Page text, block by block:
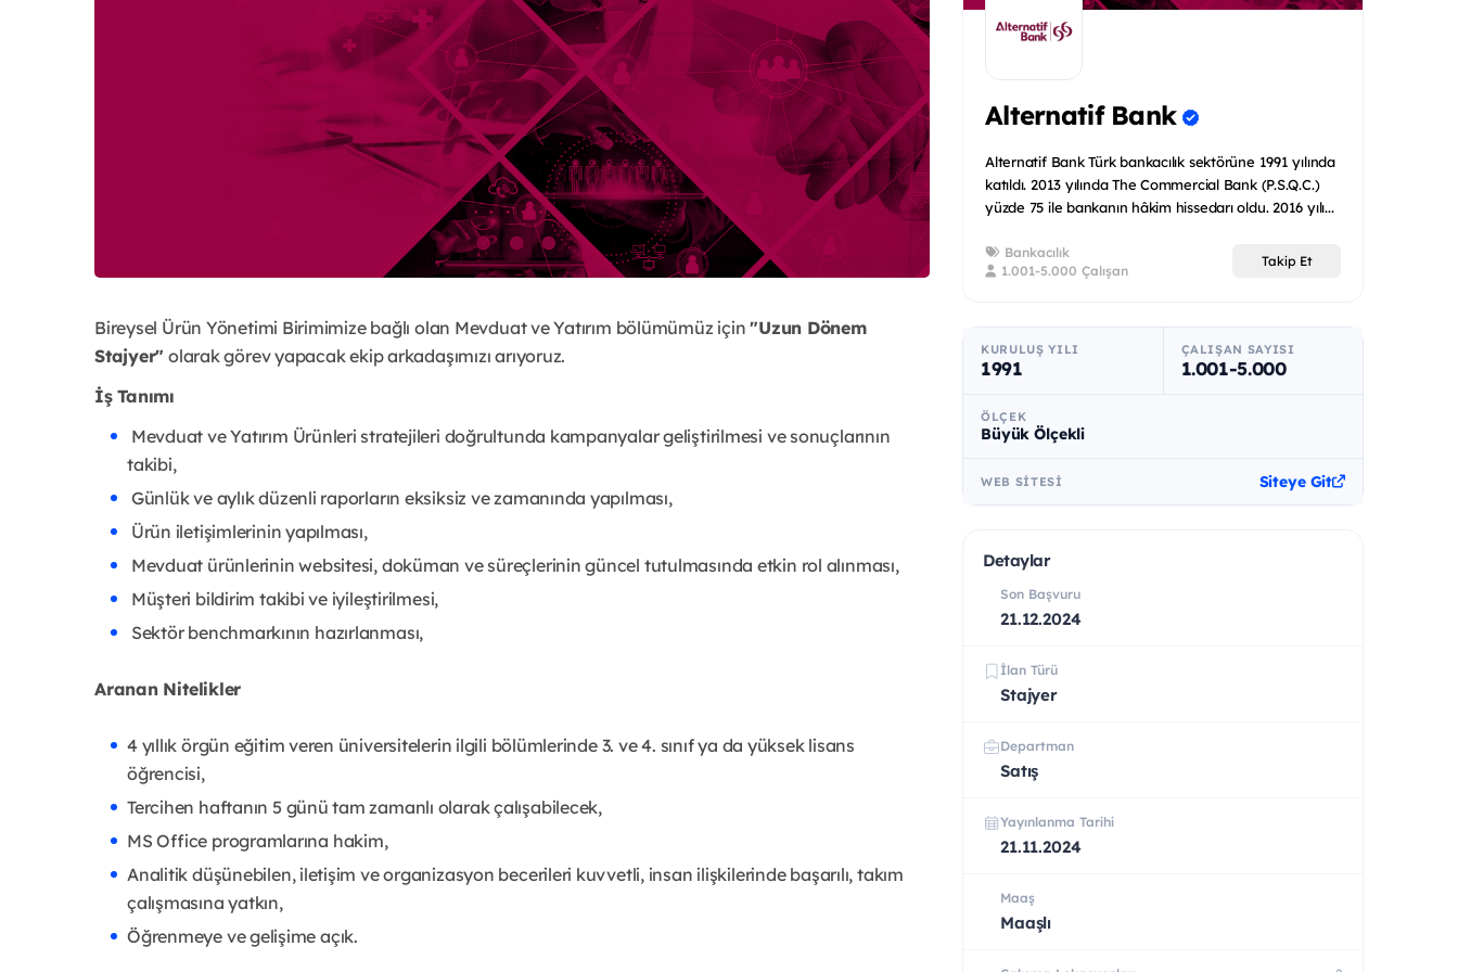
Bireysel Ürün Yönetimi Birimimize bağlı olan Mevduat ve Yatırım bölümümüz için"Uzun Dönem
Stajyer" olarak görev yapacak ekip arkadaşımızı arıyoruz.
İş Tanımı
Mevduat ve Yatırım Ürünleri stratejileri doğrultunda kampanyalar geliştirilmesi ve sonuçlarının
takibi,
Günlük ve aylık düzenli raporların eksiksiz ve zamanında yapılması,
Ürün iletişimlerinin yapılması,
Mevduat ürünlerinin websitesi, doküman ve süreçlerinin güncel tutulmasında etkin rol alınması,
Müşteri bildirim takibi ve iyileştirilmesi,
Sektör benchmarkının hazırlanması,
Aranan Nitelikler
4 yıllık örgün eğitim veren üniversitelerin ilgili bölümlerinde 3. ve 4. sınıf ya da yüksek lisans
öğrencisi,
Tercihen haftanın 5 günü tam zamanlı olarak çalışabilecek,
MS Office programlarına hakim,
Analitik düşünebilen, iletişim ve organizasyon becerileri kuvvetli, insan ilişkilerinde başarılı, takım
çalışmasına yatkın,
Öğrenmeye ve gelişime açık.
Alternatif Bank
Alternatif Bank Türk bankacılık sektörüne 1991 yılında
katıldı. 2013 yılında The Commercial Bank (P.S.Q.C.)
yüzde 75 ile bankanın hâkim hissedarı oldu. 2016 yılı...
Bankacılık
1.001-5.000 Çalışan
Takip Et
KURULUŞ YILI
1991
ÇALIŞAN SAYISI
1.001-5.000
ÖLÇEK
Büyük Ölçekli
WEB SITESI Siteye Git
Detaylar
Son Başvuru
21.12.2024
İlan Türü
Stajyer
Departman
Satış
Yayınlanma Tarihi
21.11.2024
Maaş
Maaşlı